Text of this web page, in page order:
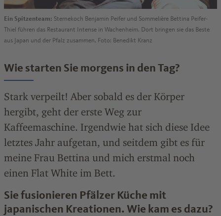
Ein Spitzenteam: Sternekoch Benjamin Peifer und Sommelière Bettina Peifer-
Thiel führen das Restaurant Intense in Wachenheim. Dort bringen sie das Beste
aus Japan und der Pfalz zusammen. Foto: Benedikt Kranz
Wie starten Sie morgens in den Tag?
Stark verpeilt! Aber sobald es der Körper
hergibt, geht der erste Weg zur
Kaffeemaschine. Irgendwie hat sich diese Idee
letztes Jahr aufgetan, und seitdem gibt es für
meine Frau Bettina und mich erstmal noch
einen Flat White im Bett.
Sie fusionieren Pfälzer Küche mit
japanischen Kreationen. Wie kam es dazu?